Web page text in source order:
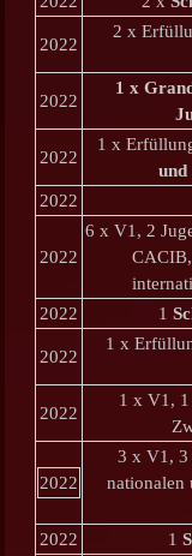
2022
2 x
2022
1 x
2022
1 x
und
2022
2022
6 x V1, 2
2022
1
2022
1 x
2022
1 x V1,
2022
3 x V1,
nationalen
2022
1